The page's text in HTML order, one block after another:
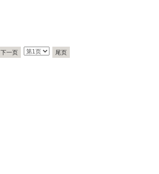
下一页 尾页